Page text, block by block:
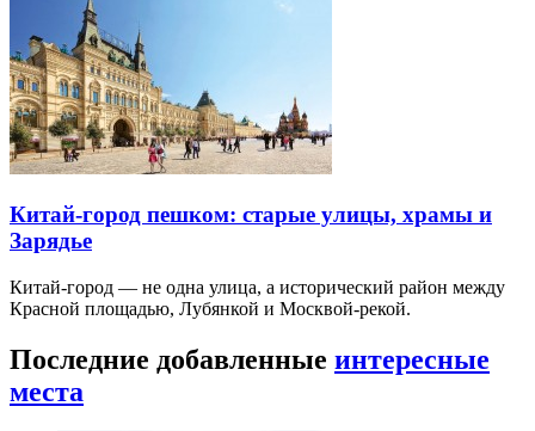
Китай-город пешком: старые улицы, храмы и
Зарядье
Китай-город — не одна улица, а исторический район между
Красной площадью, Лубянкой и Москвой-рекой.
Последние добавленные интересные
места